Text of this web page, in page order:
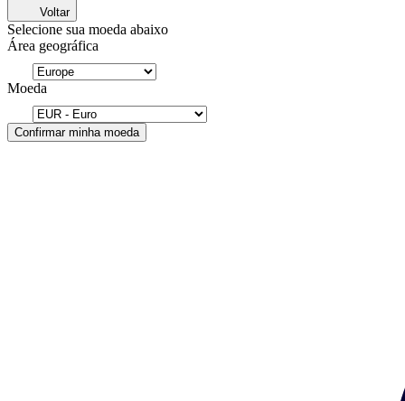
Voltar
Selecione sua moeda abaixo
Área geográfica
Moeda
Confirmar minha moeda